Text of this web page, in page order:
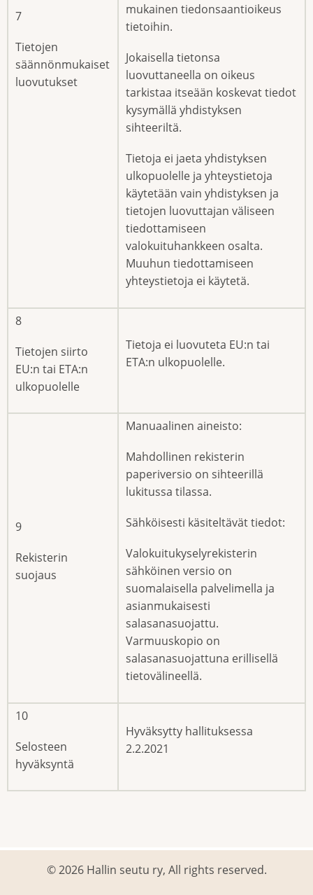
7
Tietojen
säännönmukaiset
luovutukset
mukainen tiedonsaantioikeus
tietoihin.
Jokaisella tietonsa
luovuttaneella on oikeus
tarkistaa itseään koskevat tiedot
kysymällä yhdistyksen
sihteeriltä.
Tietoja ei jaeta yhdistyksen
ulkopuolelle ja yhteystietoja
käytetään vain yhdistyksen ja
tietojen luovuttajan väliseen
tiedottamiseen
valokuituhankkeen osalta.
Muuhun tiedottamiseen
yhteystietoja ei käytetä.
8
Tietojen siirto
EU:n tai ETA:n
ulkopuolelle
Tietoja ei luovuteta EU:n tai
ETA:n ulkopuolelle.
9
Rekisterin
suojaus
Manuaalinen aineisto:
Mahdollinen rekisterin
paperiversio on sihteerillä
lukitussa tilassa.
Sähköisesti käsiteltävät tiedot:
Valokuitukyselyrekisterin
sähköinen versio on
suomalaisella palvelimella ja
asianmukaisesti
salasanasuojattu.
Varmuuskopio on
salasanasuojattuna erillisellä
tietovälineellä.
10
Selosteen
hyväksyntä
Hyväksytty hallituksessa
2.2.2021
© 2026 Hallin seutu ry, All rights reserved.